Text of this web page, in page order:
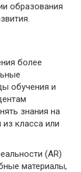
образования
более
обучения и
знания на
класса или
(AR)
материалы,